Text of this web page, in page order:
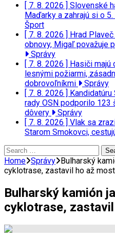
[ 7. 8. 2026 ] Slovenské
Maďarky a zahrajú si o
Šport
[ 7. 8. 2026 ] Hrad
obnovy, Migaľ považuje
Správy
[ 7. 8. 2026 ] Hasiči majú
lesnými požiarmi,
dobrovoľníkmi
Správy
[ 7. 8. 2026 ]
rady OSN podporilo 123
dôvery
Správy
[ 7. 8. 2026 ] Vlak sa
Starom Smokovci,
Search
for:
Home Správy Bulharský
cyklotrase, zastavil ho až
Bulharský kamión
cyklotrase,